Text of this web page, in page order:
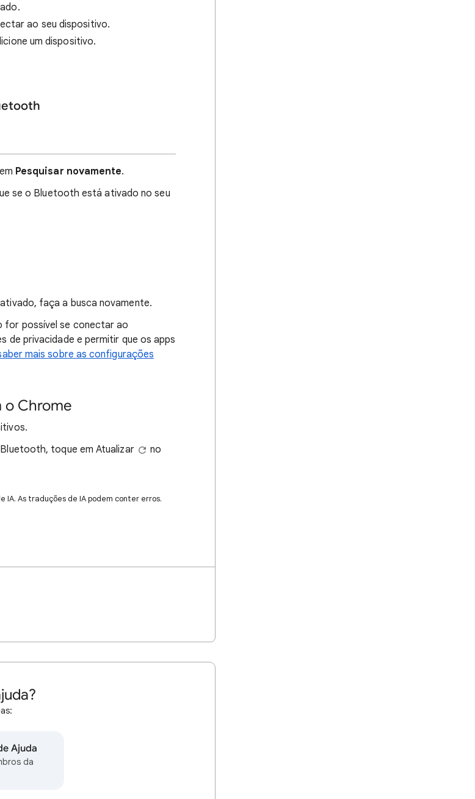
ao seu dispositivo.
um dispositivo.
Pesquisar novamente.
se o Bluetooth está ativado no seu
faça a busca novamente.
for possível se conectar ao
de privacidade e permitir que os apps
mais sobre as configurações
o Chrome
toque em Atualizar
no
As traduções de IA podem conter erros.
Ajuda
da